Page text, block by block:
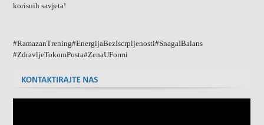
korisnih savjeta!
#RamazanTrening#EnergijaBezIscrpljenosti#SnagaIBalans
#ZdravljeTokomPosta#ZenaUFormi